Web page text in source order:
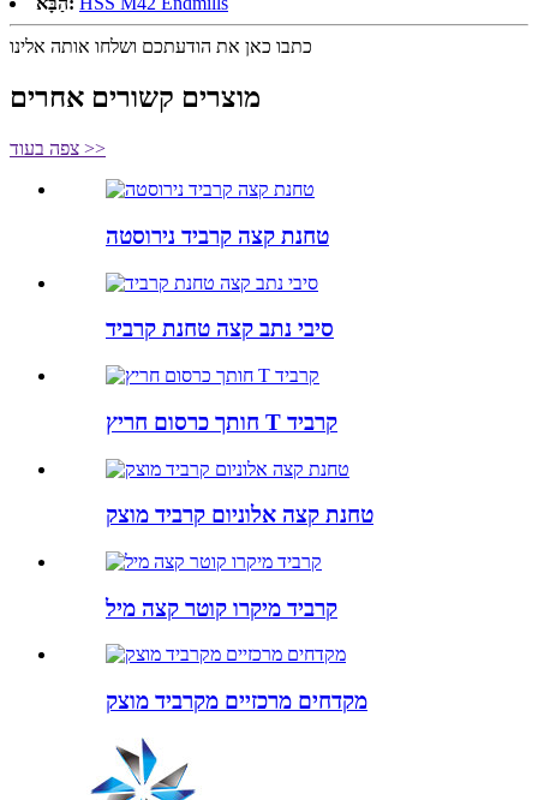
כתבו כאן את הודעתכם ושלחו אותה אלינו
מוצרים קשורים אחרים
צפה בעוד >>
טחנת קצה קרביד נירוסטה
סיבי נתב קצה טחנת קרביד
חותך כרסום חריץ T קרביד
טחנת קצה אלוניום קרביד מוצק
קרביד מיקרו קוטר קצה מיל
מקדחים מרכזיים מקרביד מוצק